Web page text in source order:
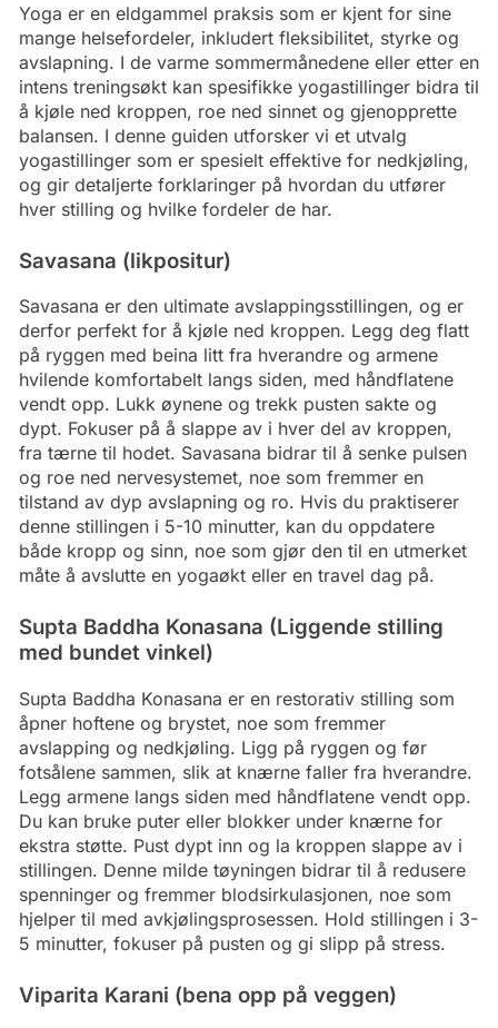
Yoga er en eldgammel praksis som er kjent for sine
mange helsefordeler, inkludert fleksibilitet, styrke og
avslapning. I de varme sommermånedene eller etter en
intens treningsøkt kan spesifikke yogastillinger bidra til
å kjøle ned kroppen, roe ned sinnet og gjenopprette
balansen. I denne guiden utforsker vi et utvalg
yogastillinger som er spesielt effektive for nedkjøling,
og gir detaljerte forklaringer på hvordan du utfører
hver stilling og hvilke fordeler de har.
Savasana (likpositur)
Savasana er den ultimate avslappingsstillingen, og er
derfor perfekt for å kjøle ned kroppen. Legg deg flatt
på ryggen med beina litt fra hverandre og armene
hvilende komfortabelt langs siden, med håndflatene
vendt opp. Lukk øynene og trekk pusten sakte og
dypt. Fokuser på å slappe av i hver del av kroppen,
fra tærne til hodet. Savasana bidrar til å senke pulsen
og roe ned nervesystemet, noe som fremmer en
tilstand av dyp avslapning og ro. Hvis du praktiserer
denne stillingen i 5-10 minutter, kan du oppdatere
både kropp og sinn, noe som gjør den til en utmerket
måte å avslutte en yogaøkt eller en travel dag på.
Supta Baddha Konasana (Liggende stilling
med bundet vinkel)
Supta Baddha Konasana er en restorativ stilling som
åpner hoftene og brystet, noe som fremmer
avslapping og nedkjøling. Ligg på ryggen og før
fotsålene sammen, slik at knærne faller fra hverandre.
Legg armene langs siden med håndflatene vendt opp.
Du kan bruke puter eller blokker under knærne for
ekstra støtte. Pust dypt inn og la kroppen slappe av i
stillingen. Denne milde tøyningen bidrar til å redusere
spenninger og fremmer blodsirkulasjonen, noe som
hjelper til med avkjølingsprosessen. Hold stillingen i 3-
5 minutter, fokuser på pusten og gi slipp på stress.
Viparita Karani (bena opp på veggen)